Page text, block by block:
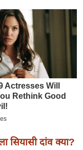
दांव क्या?